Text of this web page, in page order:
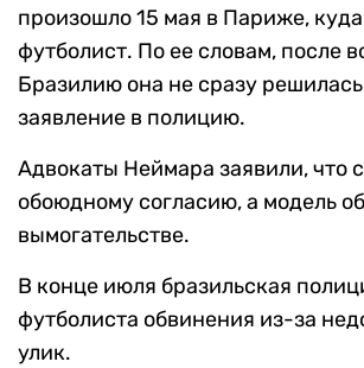
произошло 15 мая в Париже,
футболист. По ее словам, после
Бразилию она не сразу
заявление в полицию.
Адвокаты Неймара заявили, что
обоюдному согласию, а модель
вымогательстве.
В конце июля бразильская
футболиста обвинения из-за
улик.